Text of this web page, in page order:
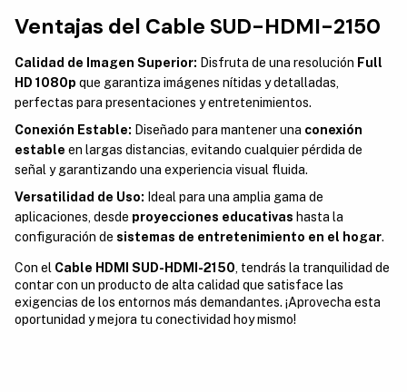
Ventajas del Cable SUD-HDMI-2150
Calidad de Imagen Superior: Disfruta de una resolución Full
HD 1080p que garantiza imágenes nítidas y detalladas,
perfectas para presentaciones y entretenimientos.
Conexión Estable: Diseñado para mantener una conexión
estable en largas distancias, evitando cualquier pérdida de
señal y garantizando una experiencia visual fluida.
Versatilidad de Uso: Ideal para una amplia gama de
aplicaciones, desde proyecciones educativas hasta la
configuración de sistemas de entretenimiento en el hogar.
Con el Cable HDMI SUD-HDMI-2150, tendrás la tranquilidad de
contar con un producto de alta calidad que satisface las
exigencias de los entornos más demandantes. ¡Aprovecha esta
oportunidad y mejora tu conectividad hoy mismo!